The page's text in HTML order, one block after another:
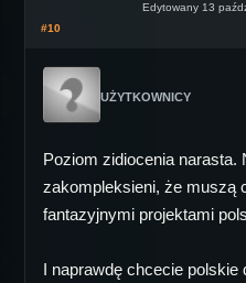
Edytowany 13
#10
UŻYTKOWNICY
Poziom zidiocenia narasta.
zakompleksieni, że muszą
fantazyjnymi projektami
I naprawdę chcecie